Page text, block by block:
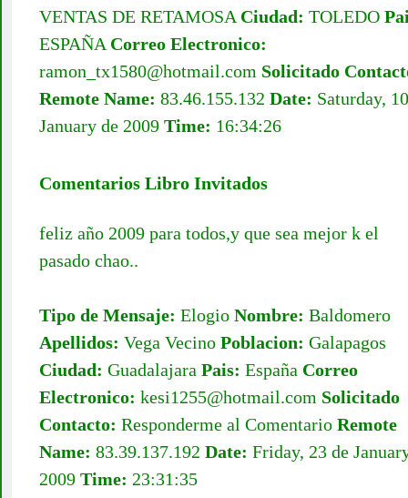
VENTAS DE RETAMOSA Ciudad: TOLEDO
ESPAÑA Correo Electronico:
ramon_tx1580@hotmail.com Solicitado
Remote Name: 83.46.155.132 Date: Saturday,
January de 2009 Time: 16:34:26
Comentarios Libro Invitados
feliz año 2009 para todos,y que sea mejor k el
pasado chao..
Tipo de Mensaje: Elogio Nombre: Baldomero
Apellidos: Vega Vecino Poblacion: Galapagos
Ciudad: Guadalajara Pais: España Correo
Electronico: kesi1255@hotmail.com Solicitado
Contacto: Responderme al Comentario Remote
Name: 83.39.137.192 Date: Friday, 23 de
2009 Time: 23:31:35